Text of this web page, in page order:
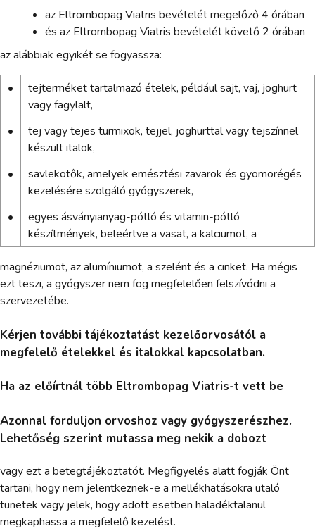
az Eltrombopag Viatris bevételét megelőző 4 órában
és az Eltrombopag Viatris bevételét követő 2 órában
az alábbiak egyikét se fogyassza:
•
tejterméket tartalmazó ételek, például sajt, vaj, joghurt
vagy fagylalt,
•
tej vagy tejes turmixok, tejjel, joghurttal vagy tejszínnel
készült italok,
•
savlekötők, amelyek emésztési zavarok és gyomorégés
kezelésére szolgáló gyógyszerek,
•
egyes ásványianyag-pótló és vitamin-pótló
készítmények, beleértve a vasat, a kalciumot, a
magnéziumot, az alumíniumot, a szelént és a cinket. Ha mégis
ezt teszi, a gyógyszer nem fog megfelelően felszívódni a
szervezetébe.
Kérjen további tájékoztatást kezelőorvosától a
megfelelő ételekkel és italokkal kapcsolatban.
Ha az előírtnál több Eltrombopag Viatris-t vett be
Azonnal forduljon orvoshoz vagy gyógyszerészhez.
Lehetőség szerint mutassa meg nekik a dobozt
vagy ezt a betegtájékoztatót. Megfigyelés alatt fogják Önt
tartani, hogy nem jelentkeznek-e a mellékhatásokra utaló
tünetek vagy jelek, hogy adott esetben haladéktalanul
megkaphassa a megfelelő kezelést.